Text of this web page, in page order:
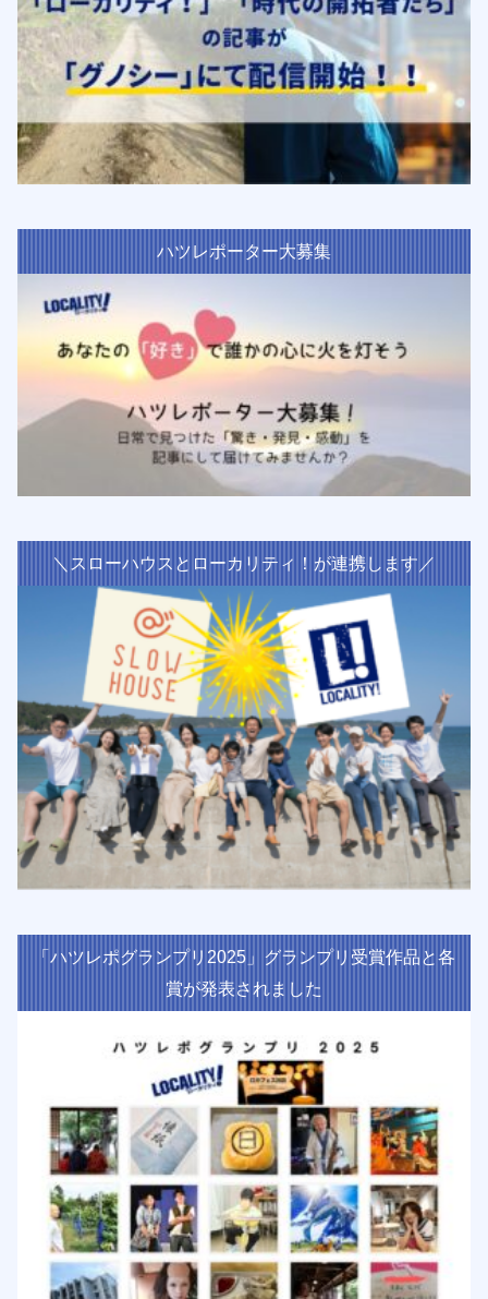
ハツレポーター大募集
＼スローハウスとローカリティ！が連携します／
「ハツレポグランプリ2025」グランプリ受賞作品と各
賞が発表されました